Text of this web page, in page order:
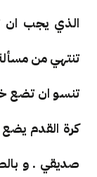
الذي يجب ان
تنتهي من
تنسو ان تضع
كرة القدم
صديقي . و